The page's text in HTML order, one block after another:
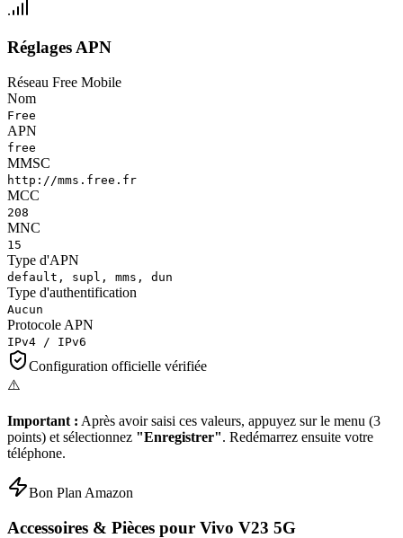
Réglages APN
Réseau Free Mobile
Nom
Free
APN
free
MMSC
http://mms.free.fr
MCC
208
MNC
15
Type d'APN
default, supl, mms, dun
Type d'authentification
Aucun
Protocole APN
IPv4 / IPv6
Configuration officielle vérifiée
⚠️
Important : Après avoir saisi ces valeurs, appuyez sur le menu (3
points) et sélectionnez "Enregistrer". Redémarrez ensuite votre
téléphone.
Bon Plan Amazon
Accessoires & Pièces pour Vivo V23 5G